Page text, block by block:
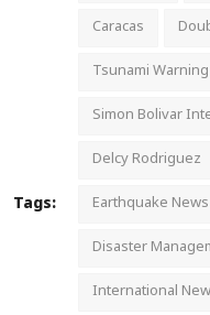
Tags:
Caracas
Tsunami Warning
Simon Bolivar
Delcy Rodriguez
Earthquake News
Disaster
International